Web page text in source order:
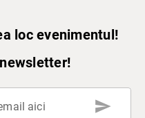
loc evenimentul!
aici send